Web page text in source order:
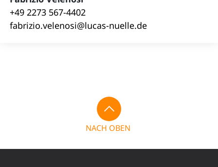
+49 2273 567-4402
fabrizio.velenosi@lucas-nuelle.de
NACH OBEN